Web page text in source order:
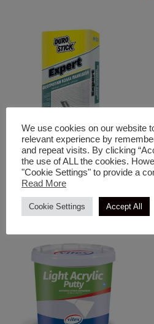
Κόλλες
Expert Θιξοτροπική Κόλλα
Πλακιδίων
We use cookies on our website
relevant experience by
and repeat visits. By clicking
the use of ALL the cookies.
"Cookie Settings" to provide a
Read More
Cookie Settings Accept All